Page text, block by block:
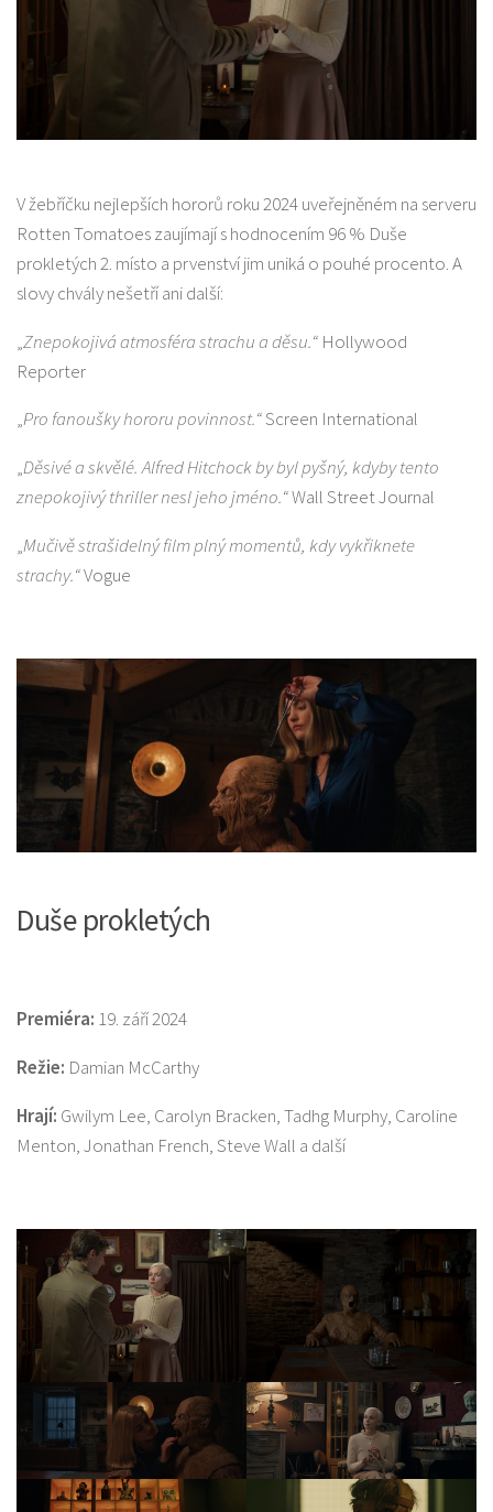
V žebříčku nejlepších hororů roku 2024 uveřejněném na serveru
Rotten Tomatoes zaujímají s hodnocením 96 % Duše
prokletých 2. místo a prvenství jim uniká o pouhé procento. A
slovy chvály nešetří ani další:
„Znepokojivá atmosféra strachu a děsu.“ Hollywood
Reporter
„Pro fanoušky hororu povinnost.“Screen International
„Děsivé a skvělé. Alfred Hitchock by byl pyšný, kdyby tento
znepokojivý thriller nesl jeho jméno.“Wall Street Journal
„Mučivě strašidelný film plný momentů, kdy vykřiknete
strachy.“Vogue
Duše prokletých
Premiéra: 19. září 2024
Režie: Damian McCarthy
Hrají: Gwilym Lee, Carolyn Bracken, Tadhg Murphy, Caroline
Menton, Jonathan French, Steve Wall a další